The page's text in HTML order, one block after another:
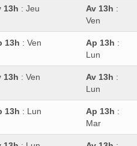
13h : Jeu Av 13h :
Ven
13h : Ven Ap 13h :
Lun
13h : Ven Av 13h :
Lun
13h : Lun Ap 13h :
Mar